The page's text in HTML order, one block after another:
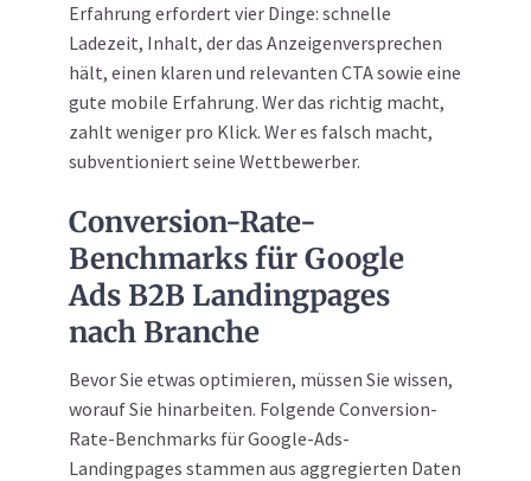
Erfahrung erfordert vier Dinge: schnelle
Ladezeit, Inhalt, der das Anzeigenversprechen
hält, einen klaren und relevanten CTA sowie eine
gute mobile Erfahrung. Wer das richtig macht,
zahlt weniger pro Klick. Wer es falsch macht,
subventioniert seine Wettbewerber.
Conversion-Rate-
Benchmarks für Google
Ads B2B Landingpages
nach Branche
Bevor Sie etwas optimieren, müssen Sie wissen,
worauf Sie hinarbeiten. Folgende Conversion-
Rate-Benchmarks für Google-Ads-
Landingpages stammen aus aggregierten Daten